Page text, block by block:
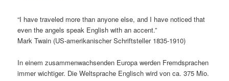
“I have traveled more than anyone else, and I have noticed that
even the angels speak English with an accent.”
Mark Twain (US-amerikanischer Schriftsteller 1835-1910)
In einem zusammenwachsenden Europa werden Fremdsprachen
immer wichtiger. Die Weltsprache Englisch wird von ca. 375 Mio.